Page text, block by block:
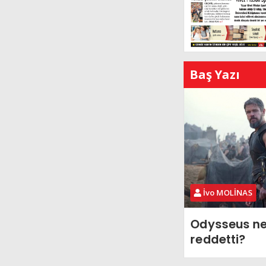
Baş Yazı
İvo MOLİNAS
Odysseus
reddetti?